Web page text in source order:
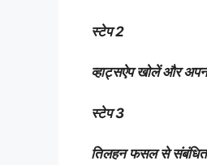
स्टेप 2
व्हाट्सऐप खोलें और
स्टेप 3
तिलहन फसल से संबंधित